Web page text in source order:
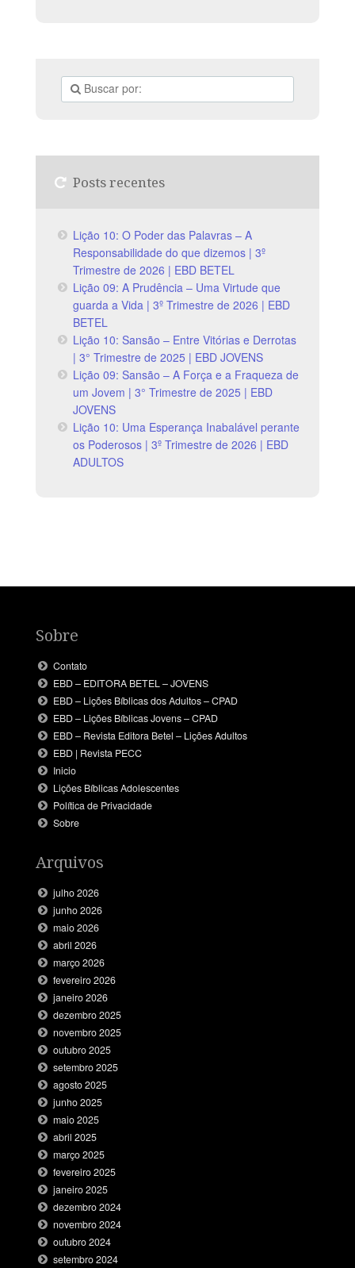
Posts recentes
Lição 10: O Poder das Palavras – A
Responsabilidade do que dizemos | 3º
Trimestre de 2026 | EBD BETEL
Lição 09: A Prudência – Uma Virtude que
guarda a Vida | 3º Trimestre de 2026 | EBD
BETEL
Lição 10: Sansão – Entre Vitórias e Derrotas
| 3° Trimestre de 2025 | EBD JOVENS
Lição 09: Sansão – A Força e a Fraqueza de
um Jovem | 3° Trimestre de 2025 | EBD
JOVENS
Lição 10: Uma Esperança Inabalável perante
os Poderosos | 3º Trimestre de 2026 | EBD
ADULTOS
Sobre
Contato
EBD – EDITORA BETEL – JOVENS
EBD – Lições Bíblicas dos Adultos – CPAD
EBD – Lições Bíblicas Jovens – CPAD
EBD – Revista Editora Betel – Lições Adultos
EBD | Revista PECC
Inicio
Lições Bíblicas Adolescentes
Política de Privacidade
Sobre
Arquivos
julho 2026
junho 2026
maio 2026
abril 2026
março 2026
fevereiro 2026
janeiro 2026
dezembro 2025
novembro 2025
outubro 2025
setembro 2025
agosto 2025
junho 2025
maio 2025
abril 2025
março 2025
fevereiro 2025
janeiro 2025
dezembro 2024
novembro 2024
outubro 2024
setembro 2024